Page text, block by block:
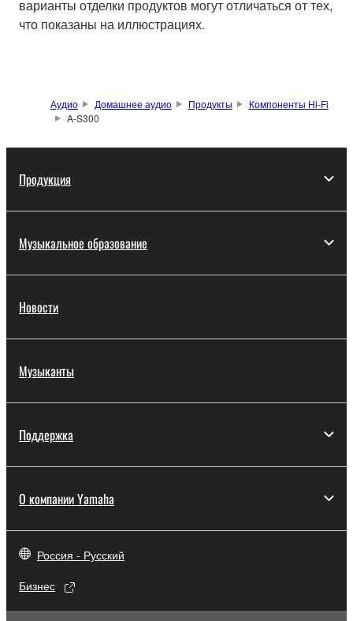
варианты отделки продуктов могут отличаться от тех,
что показаны на иллюстрациях.
Аудио Домашнее аудио Продукты
Компоненты Hi-Fi
A-S300
Продукция
Музыкальное образование
Новости
Музыканты
Поддержка
О компании Yamaha
Россия - Русский
Бизнес